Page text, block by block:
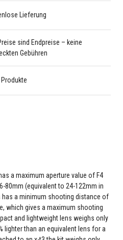
Lieferung
sind Endpreise – keine
Gebühren
Produkte
a maximum aperture value of F4
(equivalent to 24-122mm in
a minimum shooting distance of
which gives a maximum shooting
and lightweight lens weighs only
lighter than an equivalent lens for a